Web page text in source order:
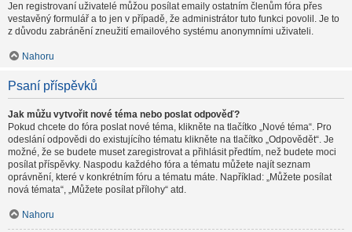
Jen registrovaní uživatelé můžou posílat emaily ostatním členům fóra přes
vestavěný formulář a to jen v případě, že administrátor tuto funkci povolil. Je to
z důvodu zabránění zneužití emailového systému anonymními uživateli.
Nahoru
Psaní příspěvků
Jak můžu vytvořit nové téma nebo poslat odpověď?
Pokud chcete do fóra poslat nové téma, klikněte na tlačítko „Nové téma“. Pro
odeslání odpovědi do existujícího tématu klikněte na tlačítko „Odpovědět“. Je
možné, že se budete muset zaregistrovat a přihlásit předtím, než budete moci
posílat příspěvky. Naspodu každého fóra a tématu můžete najít seznam
oprávnění, které v konkrétním fóru a tématu máte. Například: „Můžete posílat
nová témata“, „Můžete posílat přílohy“ atd.
Nahoru